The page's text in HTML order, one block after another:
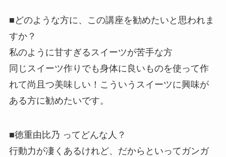
■どのような方に、この講座を勧めたいと思われま
すか？
私のように甘すぎるスイーツが苦手な方
同じスイーツ作りでも身体に良いものを使って作
れて尚且つ美味し い！こういうスイーツに興味が
ある方に勧めたいです。
■徳重由比乃 ってどんな人？
行動力が凄くあるけれど、だからといってガンガ